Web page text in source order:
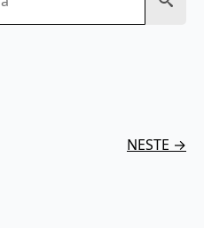
NESTE →